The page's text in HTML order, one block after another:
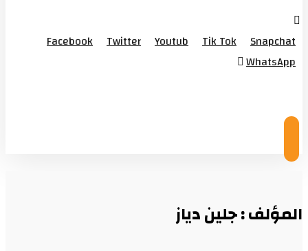
Facebook Twitter Youtub Tik Tok
Snapchat
WhatsApp
المؤلف : جلين دياز